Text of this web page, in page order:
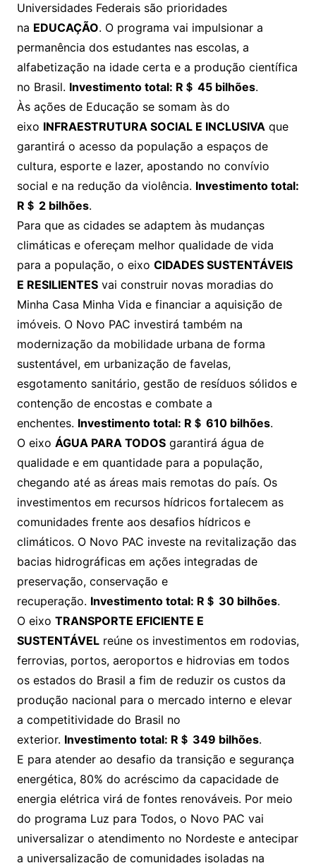
Universidades Federais são prioridades
na EDUCAÇÃO. O programa vai impulsionar a
permanência dos estudantes nas escolas, a
alfabetização na idade certa e a produção científica
no Brasil. Investimento total: R＄ 45 bilhões.
Às ações de Educação se somam às do
eixo INFRAESTRUTURA SOCIAL E INCLUSIVAque
garantirá o acesso da população a espaços de
cultura, esporte e lazer, apostando no convívio
social e na redução da violência. Investimento total:
R＄ 2 bilhões.
Para que as cidades se adaptem às mudanças
climáticas e ofereçam melhor qualidade de vida
para a população, o eixo CIDADES SUSTENTÁVEIS
E RESILIENTESvai construir novas moradias do
Minha Casa Minha Vida e financiar a aquisição de
imóveis. O Novo PAC investirá também na
modernização da mobilidade urbana de forma
sustentável, em urbanização de favelas,
esgotamento sanitário, gestão de resíduos sólidos e
contenção de encostas e combate a
enchentes. Investimento total: R＄ 610 bilhões.
O eixo ÁGUA PARA TODOSgarantirá água de
qualidade e em quantidade para a população,
chegando até as áreas mais remotas do país. Os
investimentos em recursos hídricos fortalecem as
comunidades frente aos desafios hídricos e
climáticos. O Novo PAC investe na revitalização das
bacias hidrográficas em ações integradas de
preservação, conservação e
recuperação. Investimento total: R＄ 30 bilhões.
O eixo TRANSPORTE EFICIENTE E
SUSTENTÁVELreúne os investimentos em rodovias,
ferrovias, portos, aeroportos e hidrovias em todos
os estados do Brasil a fim de reduzir os custos da
produção nacional para o mercado interno e elevar
a competitividade do Brasil no
exterior. Investimento total: R＄ 349 bilhões.
E para atender ao desafio da transição e segurança
energética, 80% do acréscimo da capacidade de
energia elétrica virá de fontes renováveis. Por meio
do programa Luz para Todos, o Novo PAC vai
universalizar o atendimento no Nordeste e antecipar
a universalização de comunidades isoladas na